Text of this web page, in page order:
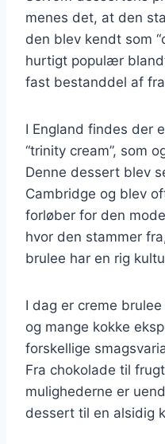
menes det, at den
den blev kendt som
hurtigt populær
fast bestanddel af
I England findes der
“trinity cream”, som
Denne dessert blev
Cambridge og blev
forløber for den
hvor den stammer
brulee har en rig
I dag er creme
og mange kokke
forskellige
Fra chokolade til
mulighederne er
dessert til en alsidig